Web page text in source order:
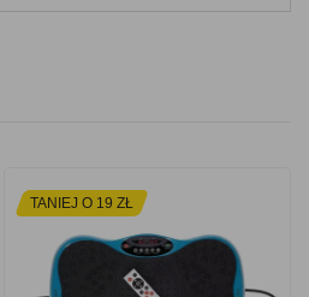
TANIEJ O 19 ZŁ